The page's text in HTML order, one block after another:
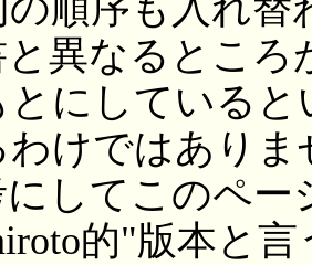
の順序も入れ
と異なるとこ
とにしている
わけではあり
してこのペ
的"版本と